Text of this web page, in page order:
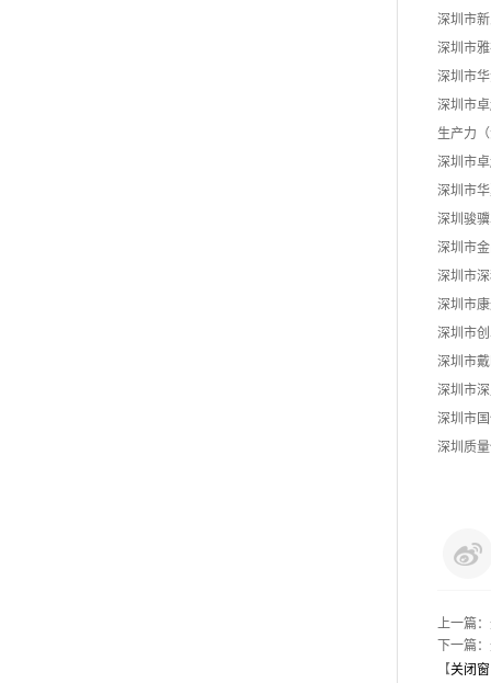
深圳市
深圳市
深圳市
深圳市
生产力
深圳市
深圳市
深圳骏
深圳市
深圳市
深圳市
深圳市
深圳市
深圳市
深圳市
深圳质
上一篇
下一篇
【关闭